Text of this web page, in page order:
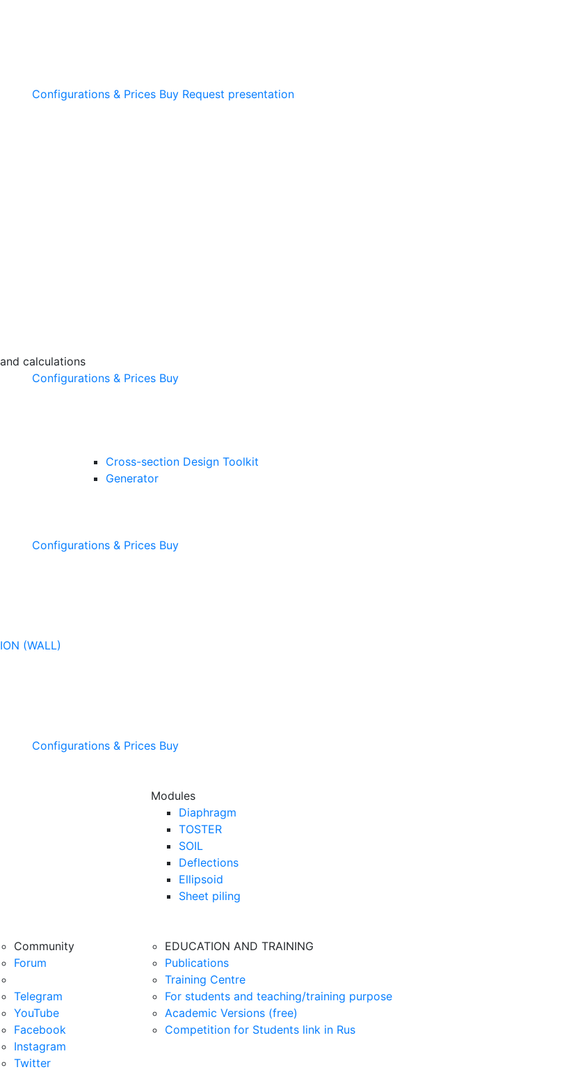
Configurations & Prices Buy Request presentation
calculations
Configurations & Prices Buy
Cross-section Design Toolkit
Generator
Configurations & Prices Buy
(WALL)
Configurations & Prices Buy
Modules
Diaphragm
TOSTER
SOIL
Deflections
Ellipsoid
Sheet piling
Community
Forum
Telegram
YouTube
Facebook
Instagram
Twitter
EDUCATION AND TRAINING
Publications
Training Centre
For students and teaching/training purpose
Academic Versions (free)
Competition for Students link in Rus